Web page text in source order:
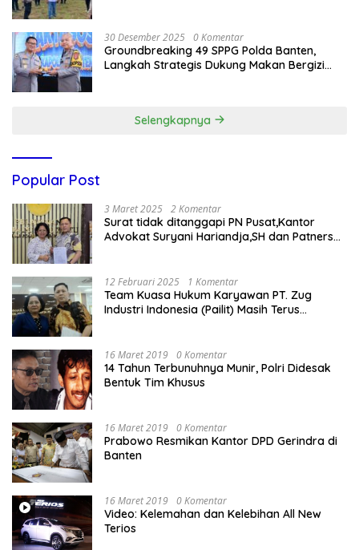
30 Desember 2025 0 Komentar
Groundbreaking 49 SPPG Polda Banten,
Langkah Strategis Dukung Makan Bergizi
Selengkapnya
Popular Post
3 Maret 2025 2 Komentar
Surat tidak ditanggapi PN Pusat,Kantor
Advokat Suryani Hariandja,SH dan Patners
12 Februari 2025 1 Komentar
Team Kuasa Hukum Karyawan PT. Zug
Industri Indonesia (Pailit) Masih Terus
16 Maret 2019 0 Komentar
14 Tahun Terbunuhnya Munir, Polri Didesak
Bentuk Tim Khusus
16 Maret 2019 0 Komentar
Prabowo Resmikan Kantor DPD Gerindra di
Banten
16 Maret 2019 0 Komentar
Video: Kelemahan dan Kelebihan All New
Terios